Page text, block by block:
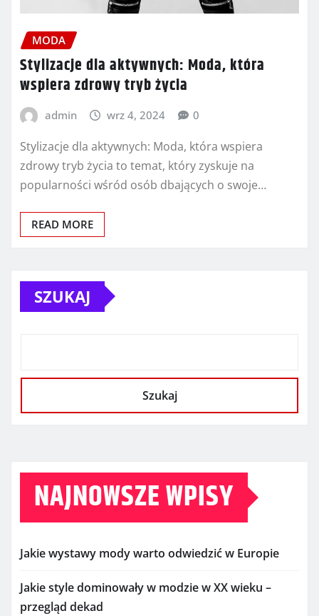
MODA
Stylizacje dla aktywnych: Moda, która
wspiera zdrowy tryb życia
admin wrz 4, 2024 0
Stylizacje dla aktywnych: Moda, która wspiera
zdrowy tryb życia to temat, który zyskuje na
popularności wśród osób dbających o swoje…
READ MORE
SZUKAJ
Szukaj
NAJNOWSZE WPISY
Jakie wystawy mody warto odwiedzić w Europie
Jakie style dominowały w modzie w XX wieku –
przegląd dekad